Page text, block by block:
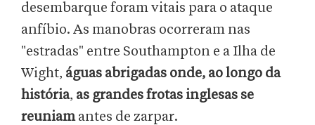
desembarque foram vitais para o ataque
anfíbio. As manobras ocorreram nas
"estradas" entre Southampton e a Ilha de
Wight, águas abrigadas onde, ao longo da
história, as grandes frotas inglesas se
reuniamantes de zarpar.